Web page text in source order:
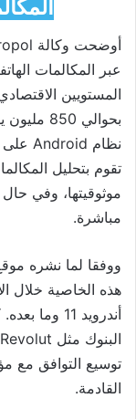
أوضحت وكالة
عبر المكالمات
المستويين
بحوالي
نظام Android على
تقوم بتحليل
موثوقيتها، وفي
مباشرة.
ووفقا لما نشره
هذه الخاصية خلال
أندرويد
البنوك مثل Revolut
توسيع التوافق مع
القادمة.